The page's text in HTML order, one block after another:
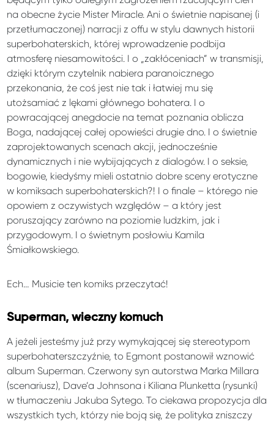
na obecne życie Mister Miracle. Ani o świetnie napisanej (i
przetłumaczonej) narracji z offu w stylu dawnych historii
superbohaterskich, której wprowadzenie podbija
atmosferę niesamowitości. I o „zakłóceniach” w transmisji,
dzięki którym czytelnik nabiera paranoicznego
przekonania, że coś jest nie tak i łatwiej mu się
utożsamiać z lękami głównego bohatera. I o
powracającej anegdocie na temat poznania oblicza
Boga, nadającej całej opowieści drugie dno. I o świetnie
zaprojektowanych scenach akcji, jednocześnie
dynamicznych i nie wybijających z dialogów. I o seksie,
bogowie, kiedyśmy mieli ostatnio dobre sceny erotyczne
w komiksach superbohaterskich?! I o finale – którego nie
opowiem z oczywistych względów – a który jest
poruszający zarówno na poziomie ludzkim, jak i
przygodowym. I o świetnym posłowiu Kamila
Śmiałkowskiego.
Ech… Musicie ten komiks przeczytać!
Superman, wieczny komuch
A jeżeli jesteśmy już przy wymykającej się stereotypom
superbohaterszczyźnie, to Egmont postanowił wznowić
album Superman. Czerwony syn autorstwa Marka Millara
(scenariusz), Dave’a Johnsona i Kiliana Plunketta (rysunki)
w tłumaczeniu Jakuba Sytego. To ciekawa propozycja dla
wszystkich tych, którzy nie boją się, że polityka zniszczy